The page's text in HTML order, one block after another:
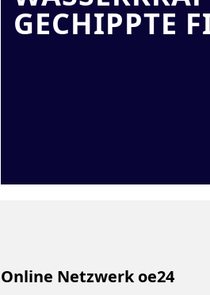
GECHIPPTE
Online Netzwerk oe24